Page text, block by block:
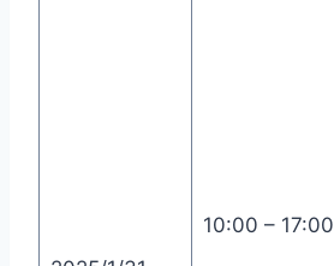
10:00 – 17:00